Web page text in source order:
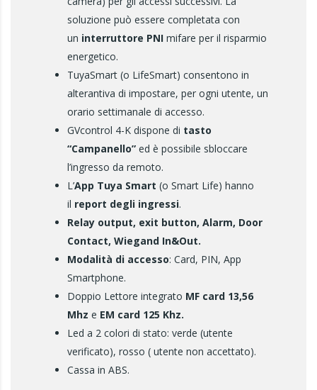
soluzione può essere completata con
un interruttore PNI mifare per il risparmio
energetico.
TuyaSmart (o LifeSmart) consentono in
alterantiva di impostare, per ogni utente, un
orario settimanale di accesso.
GVcontrol 4-K dispone di tasto
“Campanello” ed è possibile sbloccare
l’ingresso da remoto.
L’App Tuya Smart (o Smart Life) hanno
il report degli ingressi.
Relay output, exit button, Alarm, Door
Contact, Wiegand In&Out.
Modalità di accesso: Card, PIN, App
Smartphone.
Doppio Lettore integrato MF card 13,56
Mhz e EM card 125 Khz.
Led a 2 colori di stato: verde (utente
verificato), rosso ( utente non accettato).
Cassa in ABS.